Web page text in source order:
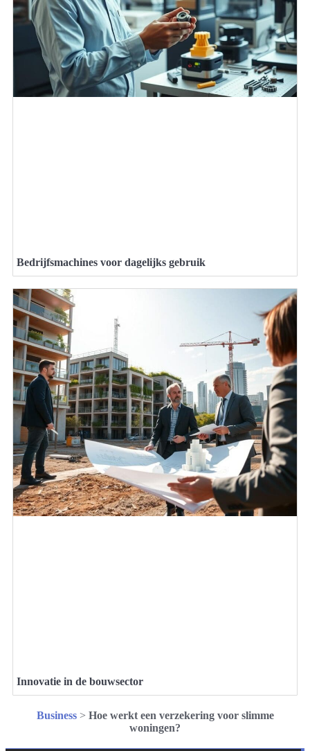
Bedrijfsmachines voor dagelijks gebruik
Innovatie in de bouwsector
Business> Hoe werkt een verzekering voor slimme
woningen?